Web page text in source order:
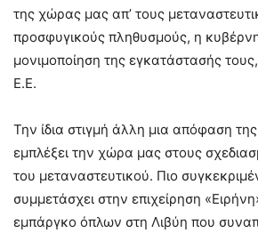
της χώρας μας απ’ τους
προσφυγικούς πληθυσμούς, η
μονιμοποίηση της εγκατάστασής
Ε.Ε.
Την ίδια στιγμή άλλη μια απόφαση
εμπλέξει την χώρα μας στους
του μεταναστευτικού. Πιο
συμμετάσχει στην επιχείρηση
εμπάργκο όπλων στη Λιβύη που